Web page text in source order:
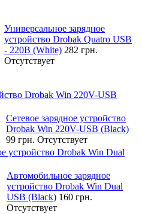
Универсальное зарядное
устройство Drobak Quatro USB
- 220В (White) 282 грн.
Отсутствует
Drobak Win 220V-USB
Сетевое зарядное устройство
Drobak Win 220V-USB (Black)
99 грн. Отсутствует
устройство Drobak Win Dual
Автомобильное зарядное
устройство Drobak Win Dual
USB (Black) 160 грн.
Отсутствует